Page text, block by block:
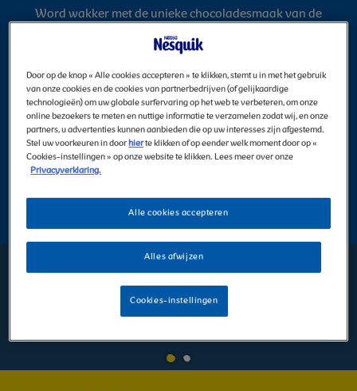
Word wakker met de unieke chocoladesmaak van de
ontbijtgranen tot de chocoladespiraal in je melk. Ze zorgen
om de dag mee te beginnen.
Beschikbare
formaten
325 g
DUO Ontbijtgranen | Chocoladesmaak |
Nesquik®
Door op de knop « Alle cookies accepteren » te klikken, stemt u in met het gebruik
van onze cookies en de cookies van partnerbedrijven (of gelijkaardige
technologieën) om uw globale surfervaring op het web te verbeteren, om onze
online bezoekers te meten en nuttige informatie te verzamelen zodat wij, en onze
partners, u advertenties kunnen aanbieden die op uw interesses zijn afgestemd.
Stel uw voorkeuren in doorhierte klikken of op eender welk moment door op «
Cookies-instellingen » op onze website te klikken. Lees meer over onze
Privacyverklaring.
Alles afwijzen
Alle cookies accepteren
Cookies-instellingen